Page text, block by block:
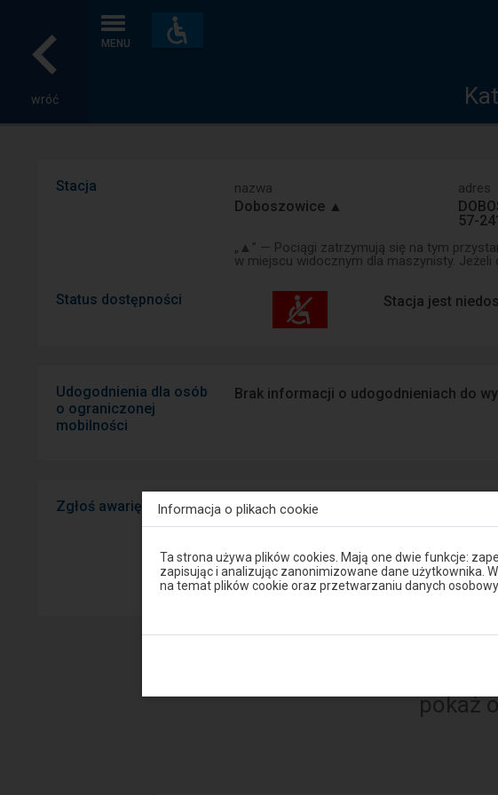
wróć
MENU
Dostępność
i
Stacja nazwa
Doboszowice ▲
adres
57-
„▲” — Pociągi zatrzymują się na tym
w miejscu widocznym dla maszynisty.
Status dostępności Stacja jest
Udogodnienia dla osób
o ograniczonej
mobilności
Brak informacji o udogodnieniach do
Zgłoś awarię
Widzisz usterkę na peronie lub drodze
mobilnej na Android/iOS.
Sprawny Peron
pokaż
Informacja o plikach cookie
Uwaga,
znajdujesz
się
W
Ta strona używa plików cookies. Mają one dwie funkcje:
zapisując i analizując zanonimizowane dane użytkownika.
na temat plików cookie oraz przetwarzaniu danych